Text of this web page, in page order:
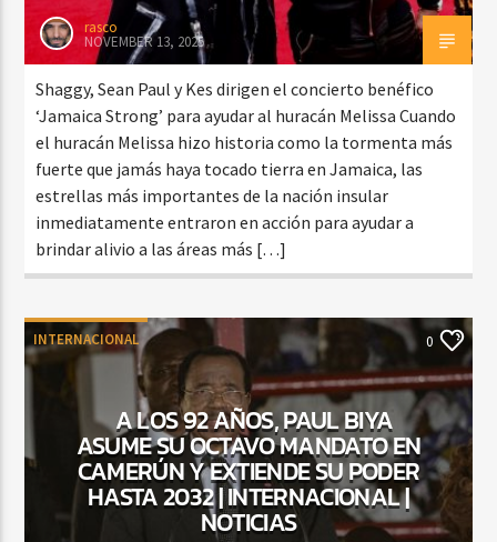
rasco
NOVEMBER 13, 2025
Shaggy, Sean Paul y Kes dirigen el concierto benéfico
‘Jamaica Strong’ para ayudar al huracán Melissa Cuando
el huracán Melissa hizo historia como la tormenta más
fuerte que jamás haya tocado tierra en Jamaica, las
estrellas más importantes de la nación insular
inmediatamente entraron en acción para ayudar a
brindar alivio a las áreas más […]
INTERNACIONAL 0
A LOS 92 AÑOS, PAUL BIYA
ASUME SU OCTAVO MANDATO EN
CAMERÚN Y EXTIENDE SU PODER
HASTA 2032 | INTERNACIONAL |
NOTICIAS